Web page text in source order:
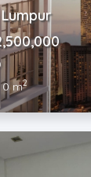
0 m2